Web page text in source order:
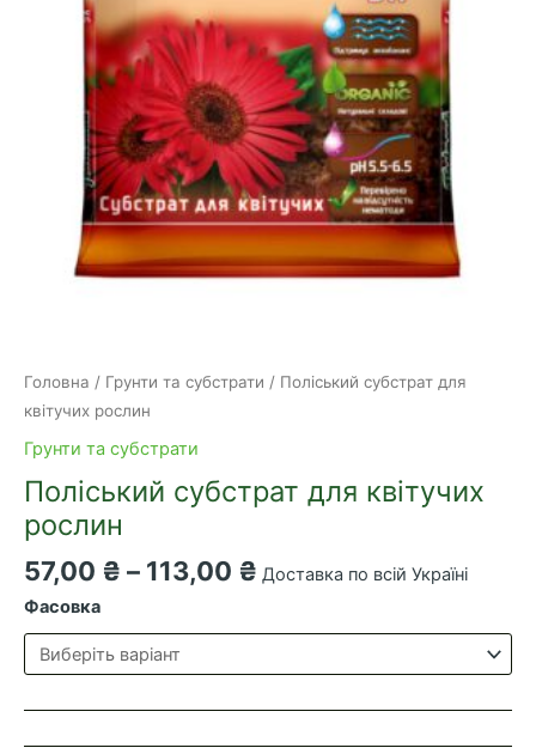
Головна / Грунти та субстрати / Поліський субстрат для
квітучих рослин
Грунти та субстрати
Поліський субстрат для квітучих
рослин
57,00 ₴ – 113,00 ₴ Діапазон
від
до
113,00 ₴
Доставка по всій Україні
Фасовка
Поліський